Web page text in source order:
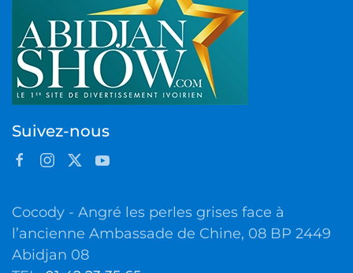
Suivez-nous
Cocody - Angré les perles grises face à
l’ancienne Ambassade de Chine, 08 BP 2449
Abidjan 08